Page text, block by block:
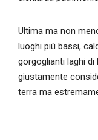
Ultima ma non
luoghi più bassi,
gorgoglianti laghi di
giustamente
terra ma